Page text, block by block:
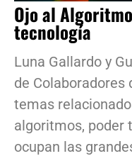
Ojo al
tecnología
Luna Gallardo y
de Colaboradores
temas
algoritmos, poder
ocupan las